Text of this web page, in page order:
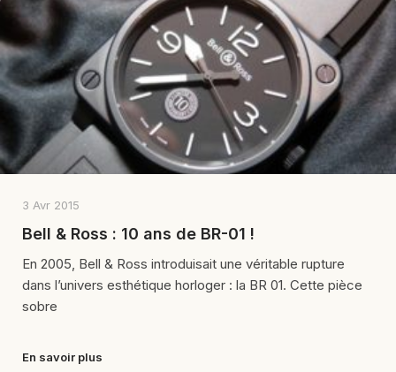
3 Avr 2015
Bell & Ross : 10 ans de BR-01 !
En 2005, Bell & Ross introduisait une véritable rupture
dans l’univers esthétique horloger : la BR 01. Cette pièce
sobre
En savoir plus